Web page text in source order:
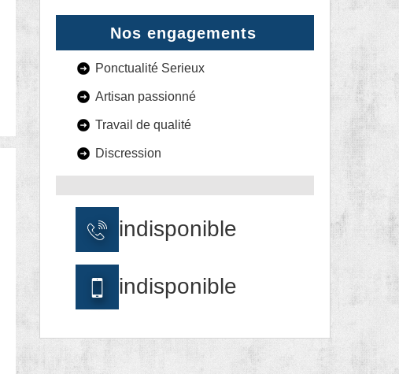
Nos engagements
Ponctualité Serieux
Artisan passionné
Travail de qualité
Discression
indisponible
indisponible